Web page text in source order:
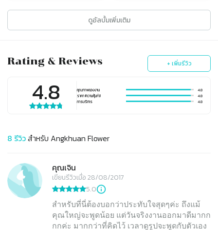
ดูอัลบั้มเพิ่มเติม
Rating & Reviews + เพิ่มรีวิว
4.8 คุณภาพของงาน
4.8
ราคา (ความคุ้มค่า)
4.8
การบริการ
4.8
8 รีวิวสำหรับ Angkhuan Flower
คุณเจิน
เขียนรีวิวเมื่อ 28/08/2017
5.0
สำหรับที่นี่ต้องบอกว่าประทับใจสุดๆค่ะ ถึงแม้
คุณใหญ่จะพูดน้อย แต่วันจริงงานออกมาดีมากก
กกค่ะ มากกว่าที่คิดไว้ เวลาดูรูปจะพูดกับตัวเอง